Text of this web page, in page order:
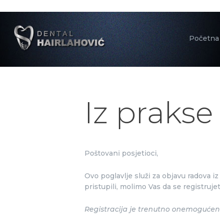
Početna
Iz prakse
Poštovani posjetioci,
Ovo poglavlje služi za objavu radova
pristupili, molimo Vas da se
Registracija je trenutno